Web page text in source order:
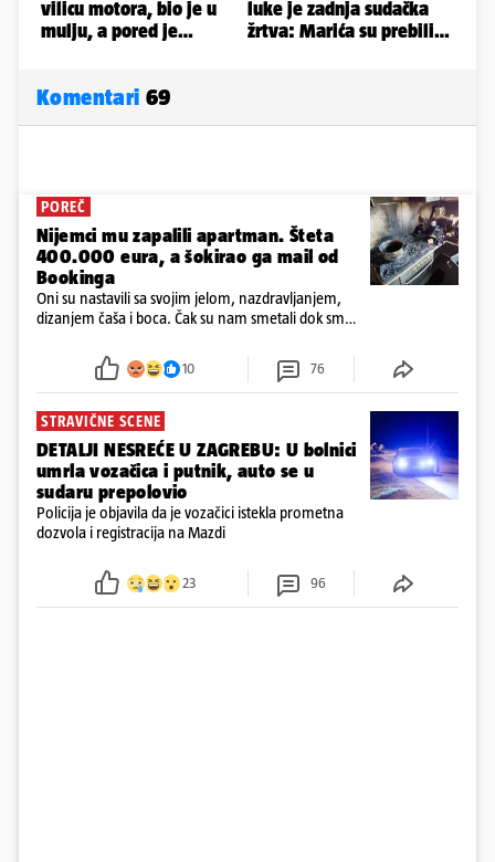
Komentari 69
POREČ
Nijemci mu zapalili apartman. Šteta
400.000 eura, a šokirao ga mail od
Bookinga
Oni su nastavili sa svojim jelom, nazdravljanjem,
dizanjem čaša i boca. Čak su nam smetali dok smo
požar, rekao je vlasnik
10 76
STRAVIČNE SCENE
DETALJI NESREĆE U ZAGREBU: U bolnici
umrla vozačica i putnik, auto se u
sudaru prepolovio
Policija je objavila da je vozačici istekla prometna
dozvola i registracija na Mazdi
23 96